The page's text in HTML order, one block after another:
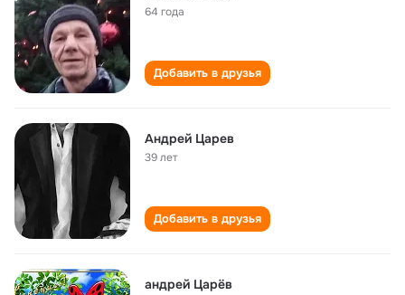
64 года
Добавить в друзья
Андрей Царев
39 лет
Добавить в друзья
андрей Царёв